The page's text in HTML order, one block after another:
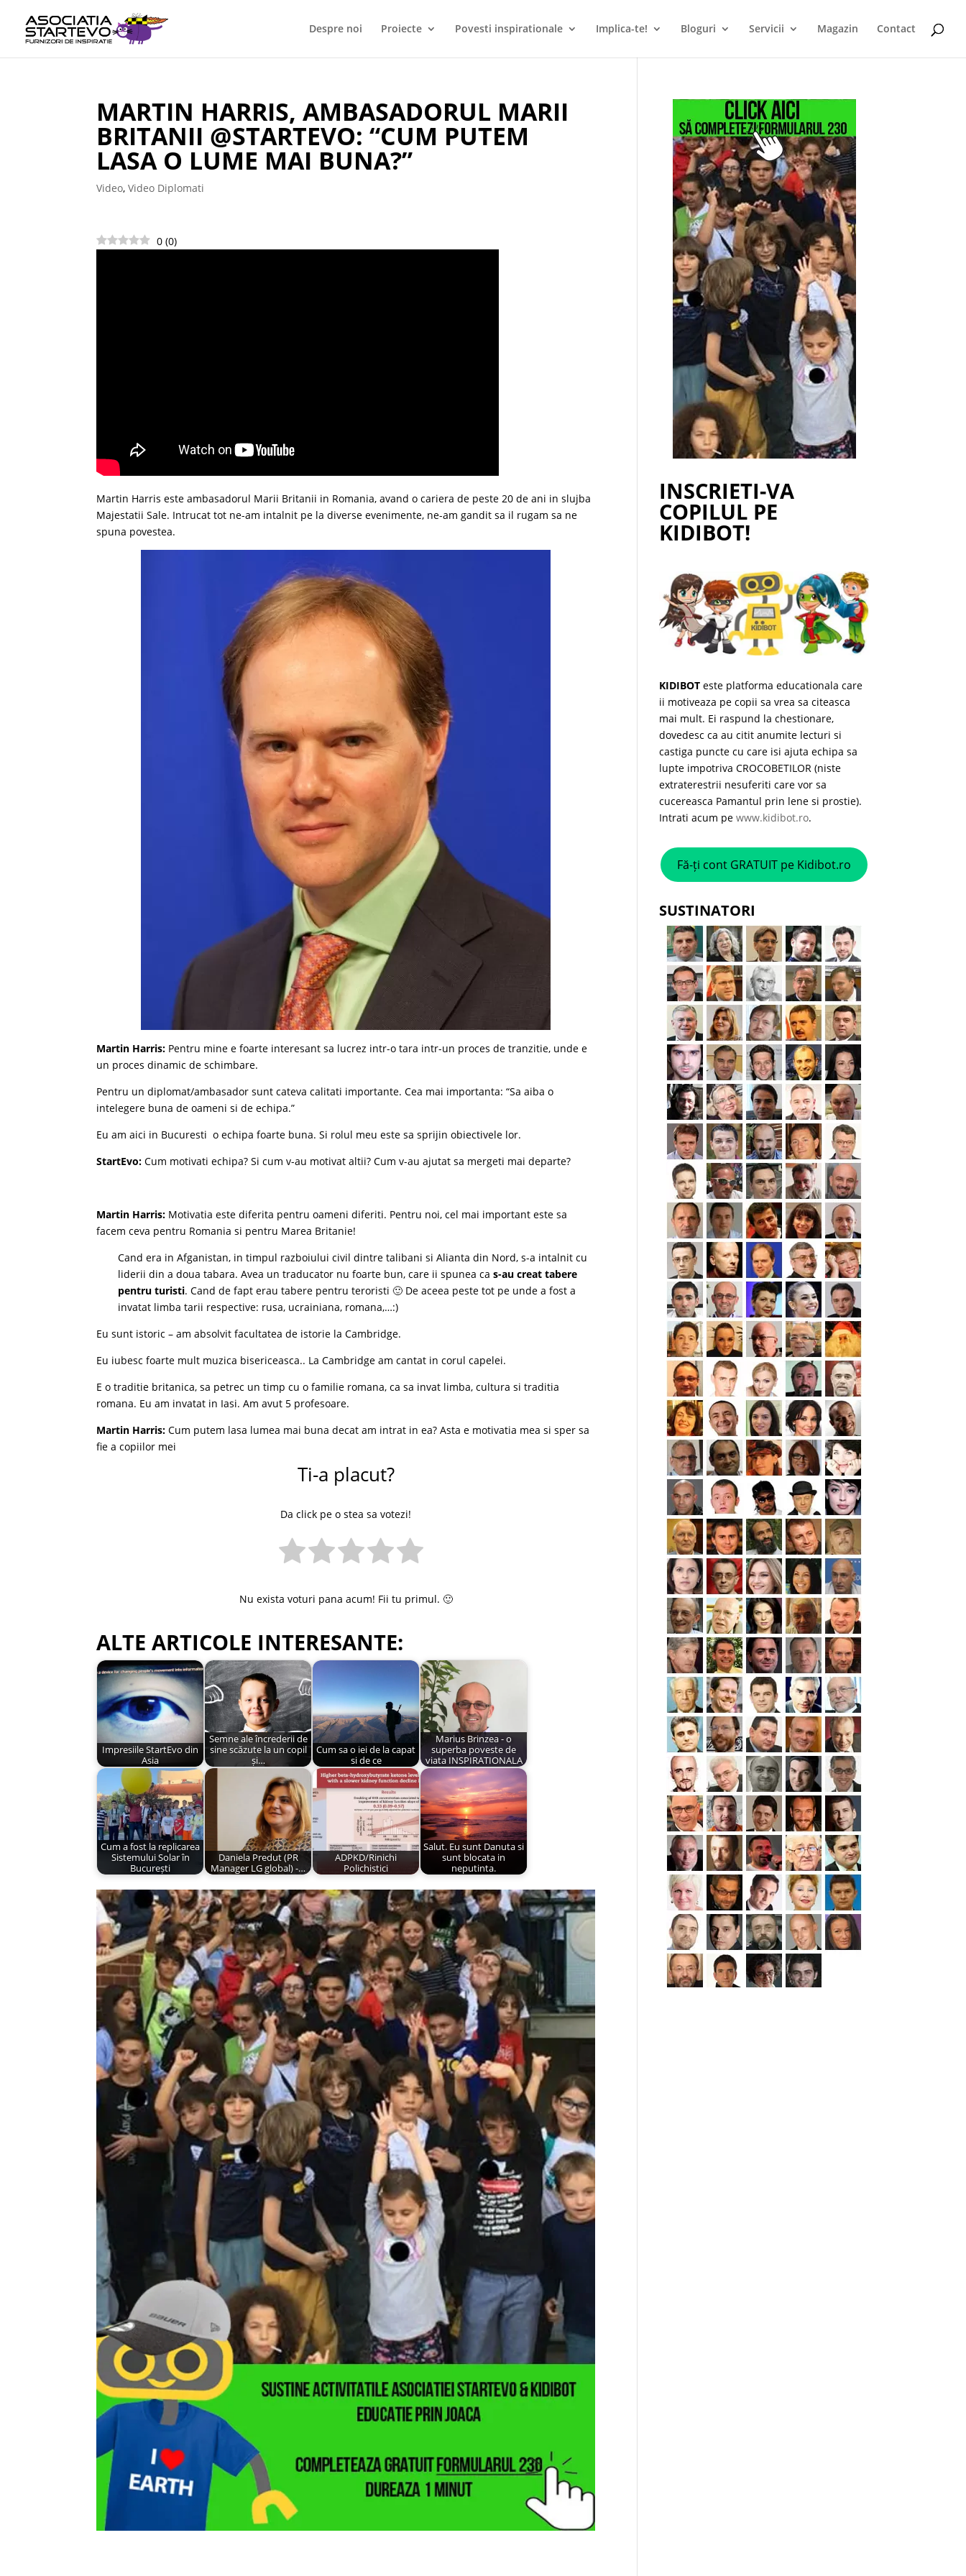
Despre noi Proiecte Povesti inspirationale Implica-te! Bloguri Servicii Magazin Contact
MARTIN HARRIS, AMBASADORUL MARII
BRITANII @STARTEVO: “CUM PUTEM
LASA O LUME MAI BUNA?”
Video,Video Diplomati
0 (0)
Martin Harris este ambasadorul Marii Britanii in Romania, avand o cariera de peste 20 de ani in slujba
Majestatii Sale. Intrucat tot ne-am intalnit pe la diverse evenimente, ne-am gandit sa il rugam sa ne
spuna povestea.
Martin Harris: Pentru mine e foarte interesant sa lucrez intr-o tara intr-un proces de tranzitie, unde e
un proces dinamic de schimbare.
Pentru un diplomat/ambasador sunt cateva calitati importante. Cea mai importanta: “Sa aiba o
intelegere buna de oameni si de echipa.”
Eu am aici in Bucuresti o echipa foarte buna. Si rolul meu este sa sprijin obiectivele lor.
StartEvo:Cum motivati echipa? Si cum v-au motivat altii? Cum v-au ajutat sa mergeti mai departe?
Martin Harris: Motivatia este diferita pentru oameni diferiti. Pentru noi, cel mai important este sa
facem ceva pentru Romania si pentru Marea Britanie!
Cand era in Afganistan, in timpul razboiului civil dintre talibani si Alianta din Nord, s-a intalnit cu
liderii din a doua tabara. Avea un traducator nu foarte bun, care ii spunea cas-au creat tabere
pentru turisti. Cand de fapt erau tabere pentru teroristi 🙂 De aceea peste tot pe unde a fost a
invatat limba tarii respective: rusa, ucrainiana, romana,…:)
Eu sunt istoric – am absolvit facultatea de istorie la Cambridge.
Eu iubesc foarte mult muzica bisericeasca.. La Cambridge am cantat in corul capelei.
E o traditie britanica, sa petrec un timp cu o familie romana, ca sa invat limba, cultura si traditia
romana. Eu am invatat in Iasi. Am avut 5 profesoare.
Martin Harris: Cum putem lasa lumea mai buna decat am intrat in ea? Asta e motivatia mea si sper sa
fie a copiilor mei
Ti-a placut?
Da click pe o stea sa votezi!
Nu exista voturi pana acum! Fii tu primul. 🙂
ALTE ARTICOLE INTERESANTE:
Impresiile StartEvo din
Asia
Semne ale încrederii de
sine scăzute la un copil
și…
Cum sa o iei de la capat
si de ce
Marius Brinzea - o
superba poveste de
viata INSPIRATIONALA
Cum a fost la replicarea
Sistemului Solar în
București
Daniela Predut (PR
Manager LG global) -…
ADPKD/Rinichi
Polichistici
Salut. Eu sunt Danuta si
sunt blocata in
neputinta.
INSCRIETI-VA
COPILUL PE
KIDIBOT!
KIDIBOT este platforma educationala care
ii motiveaza pe copii sa vrea sa citeasca
mai mult. Ei raspund la chestionare,
dovedesc ca au citit anumite lecturi si
castiga puncte cu care isi ajuta echipa sa
lupte impotriva CROCOBETILOR (niste
extraterestrii nesuferiti care vor sa
cucereasca Pamantul prin lene si prostie).
Intrati acum pewww.kidibot.ro.
Fă-ți cont GRATUIT pe Kidibot.ro
SUSTINATORI